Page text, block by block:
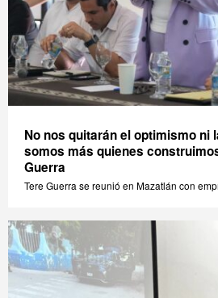
No nos quitarán el optimismo ni
somos más quienes
Guerra
Tere Guerra se reunió en Mazatlán con